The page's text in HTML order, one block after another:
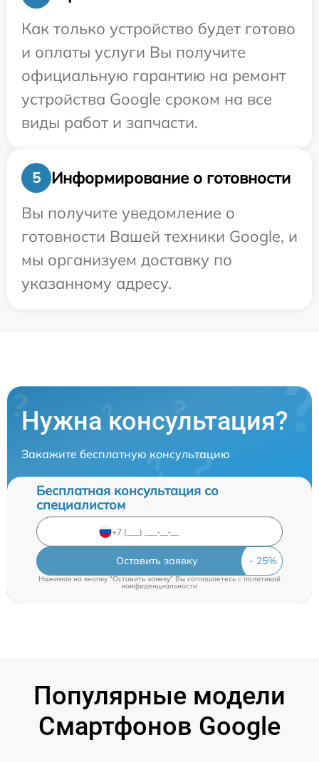
Как только устройство будет готово
и оплаты услуги Вы получите
официальную гарантию на ремонт
устройства Google сроком на все
виды работ и запчасти.
5
Информирование о готовности
Вы получите уведомление о
готовности Вашей техники Google, и
мы организуем доставку по
указанному адресу.
Нужна консультация?
Закажите бесплатную консультацию
Бесплатная консультация со
специалистом
Оставить заявку
Нажимая на кнопку "Оставить заявку" Вы соглашаетесь c политикой
конфиденциальности
Популярные модели
Смартфонов Google